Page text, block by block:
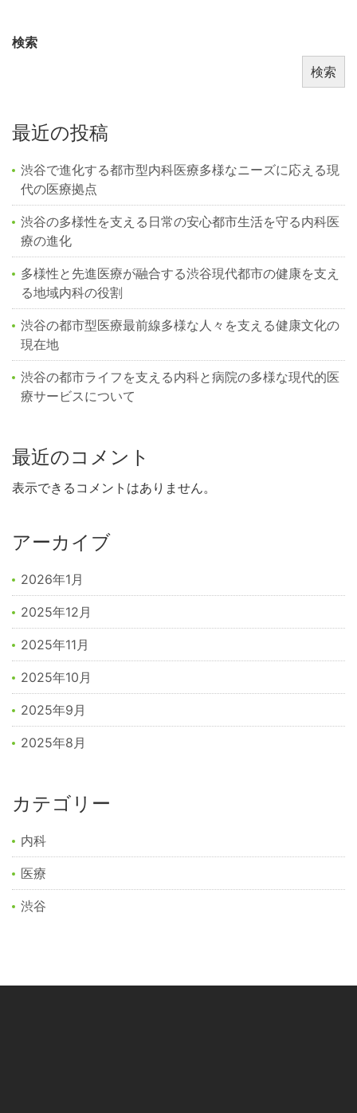
検索
検索
最近の投稿
渋谷で進化する都市型内科医療多様なニーズに応える現
代の医療拠点
渋谷の多様性を支える日常の安心都市生活を守る内科医
療の進化
多様性と先進医療が融合する渋谷現代都市の健康を支え
る地域内科の役割
渋谷の都市型医療最前線多様な人々を支える健康文化の
現在地
渋谷の都市ライフを支える内科と病院の多様な現代的医
療サービスについて
最近のコメント
表示できるコメントはありません。
アーカイブ
2026年1月
2025年12月
2025年11月
2025年10月
2025年9月
2025年8月
カテゴリー
内科
医療
渋谷